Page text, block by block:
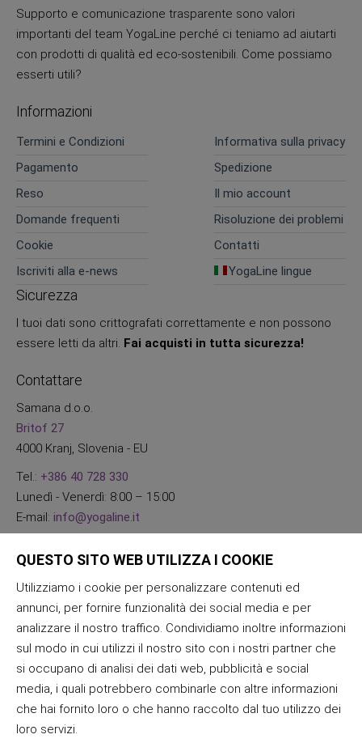
Supporto e comunicazione trasparente sono valori
importanti del team YogaLine perché ci teniamo ad aiutarti
con prodotti di qualità ed eco-sostenibili. Come possiamo
esserti utili?
Informazioni
Termini e Condizioni
Informativa sulla privacy
Pagamento
Spedizione
Reso
Il mio account
Domande frequenti
Risoluzione dei problemi
Cookie
Contatti
Iscriviti alla e-news
YogaLine lingue
Sicurezza
I tuoi dati sono crittografati correttamente e non possono
essere letti da altri. Fai acquisti in tutta sicurezza!
Contattare
Samana d.o.o.
Britof 27
4000 Kranj, Slovenia - EU
Tel.: +386 40 728 330
Lunedì - Venerdì: 8:00 – 15:00
E-mail: info@yogaline.it
QUESTO SITO WEB UTILIZZA I COOKIE
Utilizziamo i cookie per personalizzare contenuti ed
annunci, per fornire funzionalità dei social media e per
analizzare il nostro traffico. Condividiamo inoltre informazioni
sul modo in cui utilizzi il nostro sito con i nostri partner che
si occupano di analisi dei dati web, pubblicità e social
media, i quali potrebbero combinarle con altre informazioni
che hai fornito loro o che hanno raccolto dal tuo utilizzo dei
loro servizi.